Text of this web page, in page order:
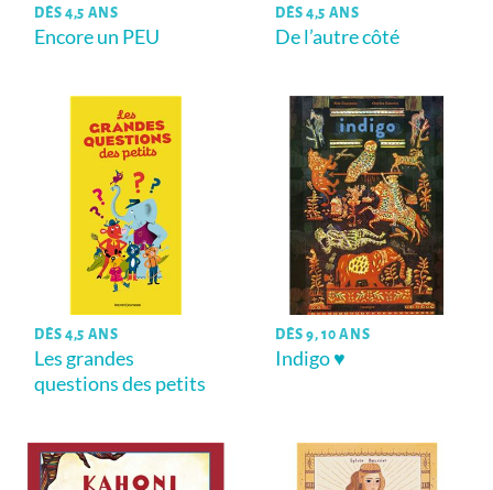
DÈS 4,5 ANS
Encore un PEU
DÈS 4,5 ANS
De l’autre côté
DÈS 4,5 ANS
Les grandes
questions des petits
DÈS 9, 10 ANS
Indigo ♥